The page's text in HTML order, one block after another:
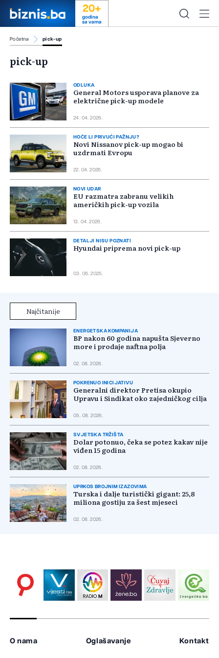
20+
godina
sa vama
Početna pick-up
pick-up
ODLUKA
General Motors usporava planove za
električne pick-up modele
24. 04. 2026.
HOĆE LI PRIVUĆI PAŽNJU?
Novi Nissanov pick-up mogao bi
uzdrmati Evropu
22. 04. 2026.
NOVI UDAR
EU razmatra zabranu velikih
američkih pick-up vozila
13. 04. 2026.
DETALJI NISU POZNATI
Hyundai priprema novi pick-up
03. 06. 2025.
Najčitanije
ENERGETSKA KOMPANIJA
BP nakon 60 godina napušta Sjeverno
more i prodaje naftna polja
02. 08. 2026.
POKRENUO INICIJATIVU
Generalni direktor Pretisa okupio
Upravu i Sindikat oko zajedničkog cilja
05. 08. 2026.
SVJETSKA TRŽIŠTA
Dolar potonuo, čeka se potez kakav nije
viđen 15 godina
02. 08. 2026.
UPRKOS BROJNIM IZAZOVIMA
Turska i dalje turistički gigant: 25,8
miliona gostiju za šest mjeseci
02. 08. 2026.
O nama Oglašavanje Kontakt